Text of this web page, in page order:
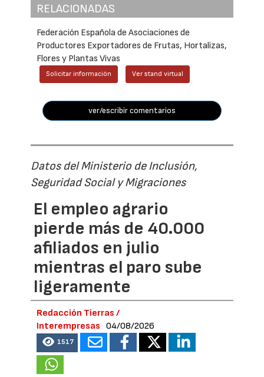
RELACIONADAS
Federación Española de Asociaciones de
Productores Exportadores de Frutas, Hortalizas,
Flores y Plantas Vivas
Solicitar información Ver stand virtual
ver/escribir comentarios
Datos del Ministerio de Inclusión,
Seguridad Social y Migraciones
El empleo agrario
pierde más de 40.000
afiliados en julio
mientras el paro sube
ligeramente
Redacción Tierras /
Interempresas
04/08/2026
1517